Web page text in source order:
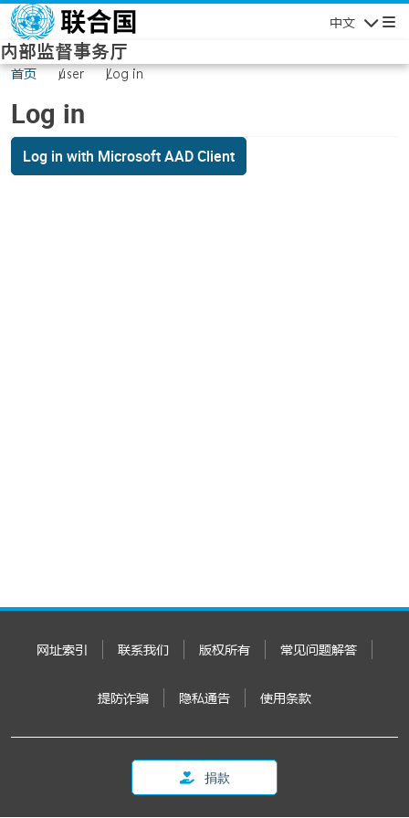
Skip to main content
中文
内部监督事务厅
首页 user Log in
Log in
Log in with Microsoft AAD Client
网址索引 联系我们 版权所有 常见问题解答
提防诈骗 隐私通告 使用条款
捐款